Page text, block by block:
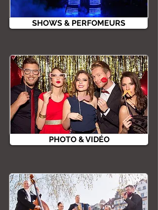
PHOTO & VIDÉO
SHOWS & PERFOMEURS